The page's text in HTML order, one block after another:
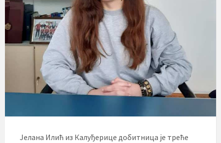
Јелана Илић из Калуђерице добитница је треће